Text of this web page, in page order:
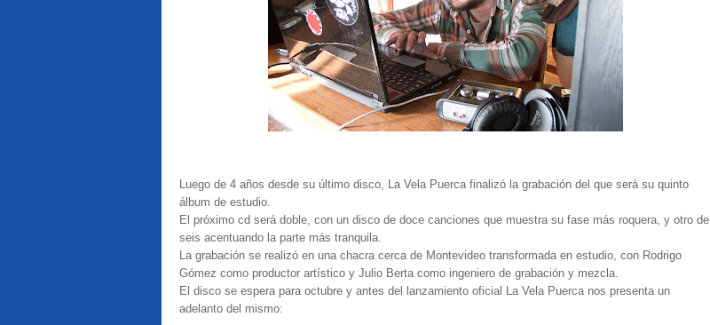
Luego de 4 años desde su último disco, La Vela Puerca finalizó la grabación del que será su quinto
álbum de estudio.
El próximo cd será doble, con un disco de doce canciones que muestra su fase más roquera, y otro de
seis acentuando la parte más tranquila.
La grabación se realizó en una chacra cerca de Montevideo transformada en estudio, con Rodrigo
Gómez como productor artístico y Julio Berta como ingeniero de grabación y mezcla.
El disco se espera para octubre y antes del lanzamiento oficial La Vela Puerca nos presenta un
adelanto del mismo: